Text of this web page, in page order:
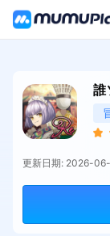
誰
更新日期: 2026-